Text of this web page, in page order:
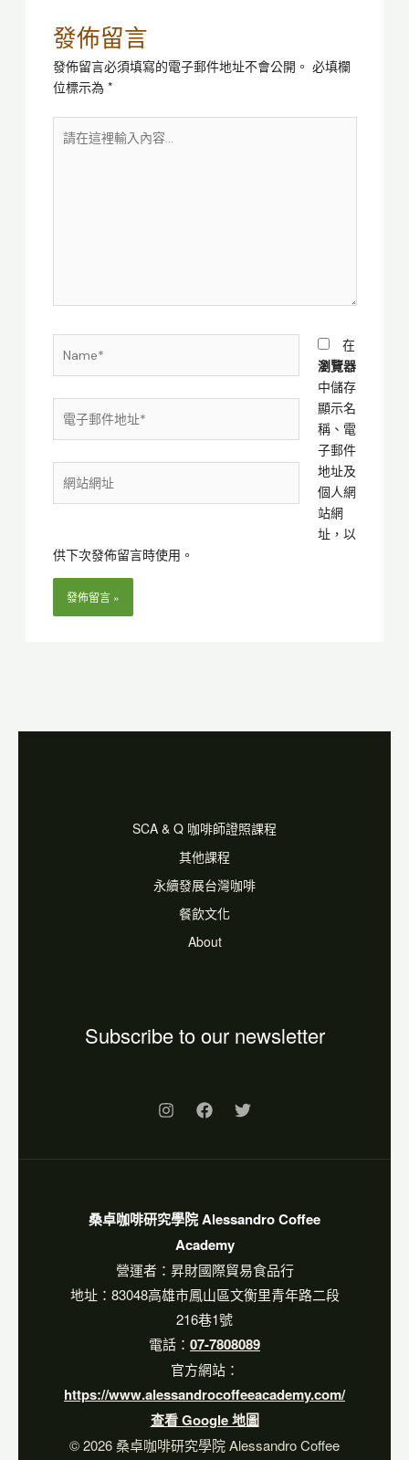
發佈留言
發佈留言必須填寫的電子郵件地址不會公開。 必填欄
位標示為 *
在
地站
在
瀏覽器
中儲存
顯示名
稱、電
子郵件
地址及
個人網
站網
址，以
供下次發佈留言時使用。
SCA & Q 咖啡師證照課程
其他課程
永續發展台灣咖啡
餐飲文化
About
Subscribe to our newsletter
桑卓咖啡研究學院 Alessandro Coffee
Academy
營運者：昇財國際貿易食品行
地址：83048高雄市鳳山區文衡里青年路二段
216巷1號
電話： 07-7808089
官方網站：
https://www.alessandrocoffeeacademy.com/
查看 Google 地圖
© 2026 桑卓咖啡研究學院 Alessandro Coffee